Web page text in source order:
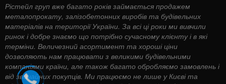
Рістейл груп вже багато років займається продажем
металопрокату, залізобетонних виробів та будівельних
матеріалів на території України. За всі ці роки ми вивчили
ринок і добре знаємо що потрібно сучасному клієнту і в які
терміни. Величезний асортимент та хороші ціни
дозволяють нам працювати з великими будівельними
компаніями країни, але також багато обробляємо замовлень і
від звичайних покупців. Ми працюємо не лише у Києві та